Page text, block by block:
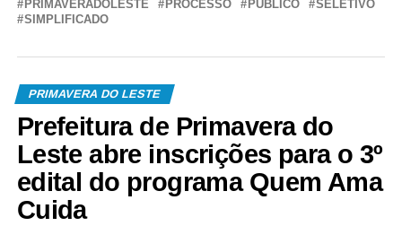
PRIMAVERADOLESTE PROCESSO PÚBLICO
SELETIVO
SIMPLIFICADO
PRIMAVERA DO LESTE
Prefeitura de Primavera do
Leste abre inscrições para o 3º
edital do programa Quem Ama
Cuida